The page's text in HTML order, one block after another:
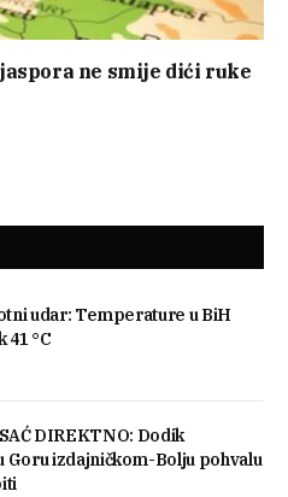
ne smije dići ruke
udar: Temperature u BiH
41 °C
DIREKTNO: Dodik
Goru izdajničkom-Bolju pohvalu